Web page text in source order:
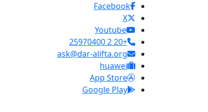
Facebook
X
Youtube
+20 2 25970400
ask@dar-alifta.org
huawei
App Store
Google Play